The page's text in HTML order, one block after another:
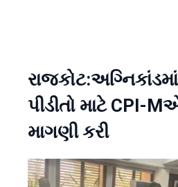
પીડીતો માટે CPI-
માગણી કરી